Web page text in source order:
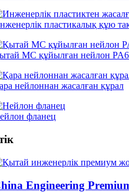
пластикалық құю
MC құйылған нейлон
нейлоннан жасалған құрал
фланец
Engineering